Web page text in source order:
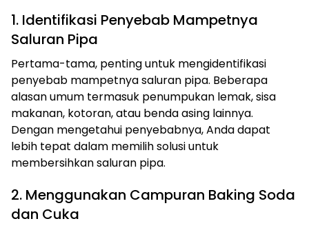
1. Identifikasi Penyebab Mampetnya
Saluran Pipa
Pertama-tama, penting untuk mengidentifikasi
penyebab mampetnya saluran pipa. Beberapa
alasan umum termasuk penumpukan lemak, sisa
makanan, kotoran, atau benda asing lainnya.
Dengan mengetahui penyebabnya, Anda dapat
lebih tepat dalam memilih solusi untuk
membersihkan saluran pipa.
2. Menggunakan Campuran Baking Soda
dan Cuka